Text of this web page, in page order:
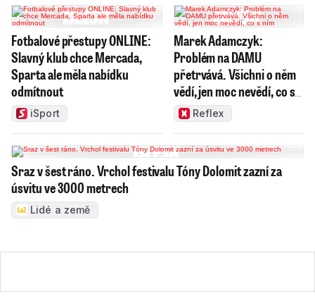
Fotbalové přestupy ONLINE:
Slavný klub chce Mercada,
Sparta ale měla nabídku
odmítnout
iSport
Marek Adamczyk:
Problém na DAMU
přetrvává. Všichni o něm
vědí, jen moc nevědí, co s
nímReflex
Sraz v šest ráno. Vrchol festivalu Tóny Dolomit zazní za
úsvitu ve 3000 metrech
Lidé a země